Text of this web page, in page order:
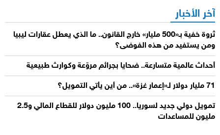
آخر الأخبار
ثروة خفية بـ«500 مليار» خارج القانون.. ما الذي يعطل عقارات ليبيا
ومن يستفيد من هذه الفوضى؟
أحداث عالمية متسارعة.. ضحايا بجرائم مروّعة وكوارث طبيعية
71 مليار دولار لـ«إعمار غزة».. من أين يأتي التمويل؟
تمويل دولي جديد لسوريا.. 100 مليون دولار للقطاع المالي و2.5
مليون للمساعدات